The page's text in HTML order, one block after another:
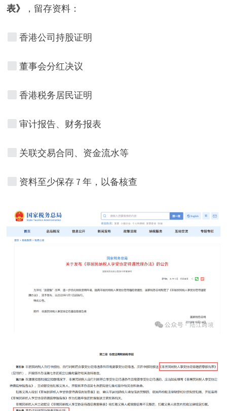
表》
，留存资料：
香港公司持股证明
董事会分红决议
香港税务居民证明
审计报告、财务报表
关联交易合同、资金流水等
资料至少保存 7 年，以备核查